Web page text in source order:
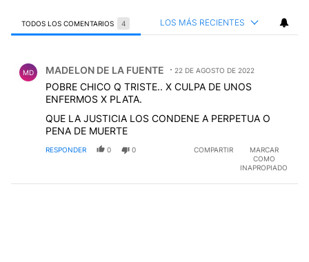
TODOS LOS COMENTARIOS 4 LOS MÁS RECIENTES
MD MADELON DE LA FUENTE 22 DE AGOSTO DE 2022
POBRE CHICO Q TRISTE.. X CULPA DE UNOS
ENFERMOS X PLATA.
QUE LA JUSTICIA LOS CONDENE A PERPETUA O
PENA DE MUERTE
RESPONDER 0 0 COMPARTIR
MARCAR
COMO
INAPROPIADO